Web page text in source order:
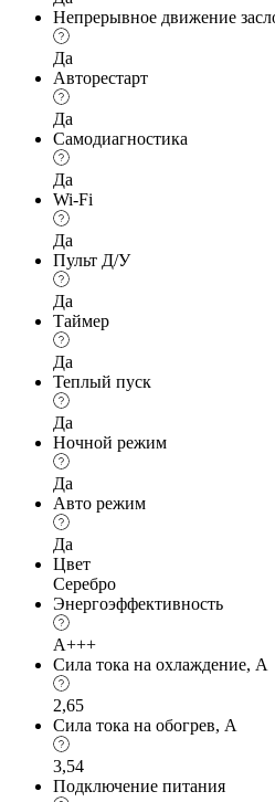
Непрерывное движение
Да
Авторестарт
Да
Самодиагностика
Да
Wi-Fi
Да
Пульт Д/У
Да
Таймер
Да
Теплый пуск
Да
Ночной режим
Да
Авто режим
Да
Цвет
Серебро
Энергоэффективность
A+++
Сила тока на охлаждение, А
2,65
Сила тока на обогрев, А
3,54
Подключение питания